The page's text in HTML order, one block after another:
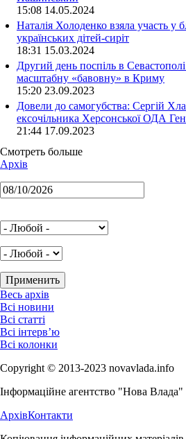
15:08 14.05.2024
Наталія Холоденко взяла участь у
українських дітей-сиріт
18:31 15.03.2024
Другий день поспіль в
масштабну «бавовну» в Криму
15:20 23.09.2023
Довели до самогубства: Сергій
ексочільника Херсонської ОДА
21:44 17.09.2023
Смотреть больше
Архів
Весь архів
Всі новини
Всі статті
Всі інтерв’ю
Всі колонки
Copyright © 2013-2023 novavlada.info
Інформаційне агентство "Нова Влада"
АрхівКонтакти